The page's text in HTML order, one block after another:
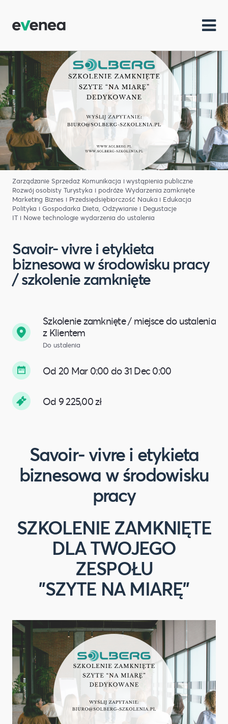
Zarządzanie Sprzedaż Komunikacja i wystąpienia publiczne
Rozwój osobisty Turystyka i podróże Wydarzenia zamknięte
Marketing Biznes i Przedsiędsiębiorczość Nauka i Edukacja
Polityka i Gospodarka Dieta, Odżywianie i Degustacje
IT i Nowe technologie wydarzenia do ustalenia
Savoir- vivre i etykieta
biznesowa w środowisku pracy
/ szkolenie zamknięte
Szkolenie zamknięte / miejsce do ustalenia
z Klientem
Do ustalenia
Od 20 Mar 0:00 do 31 Dec 0:00
Od 9 225,00 zł
Savoir- vivre i etykieta
biznesowa w środowisku
pracy
SZKOLENIE ZAMKNIĘTE
DLA TWOJEGO
ZESPOŁU
"SZYTE NA MIARĘ"